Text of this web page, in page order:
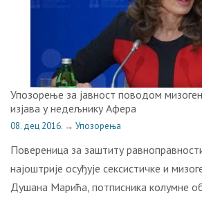
Упозорење за јавност поводом
изјава у недељнику Афера
08. дец 2016. → Упозорења
Повереница за заштиту
најоштрије осуђује сексистичке и
Душана Марића, потписника колумне